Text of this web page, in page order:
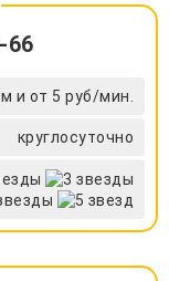
66
и от 5 руб/мин.
круглосуточно